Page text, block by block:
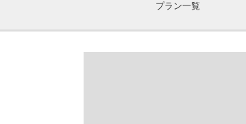
プラン一覧